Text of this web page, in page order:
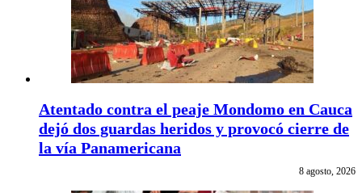
Atentado contra el peaje Mondomo en Cauca
dejó dos guardas heridos y provocó cierre de
la vía Panamericana
8 agosto, 2026